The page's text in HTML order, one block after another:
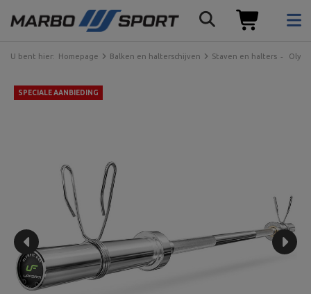
U bent hier: Homepage Balken en halterschijven Staven en halters
SPECIALE AANBIEDING